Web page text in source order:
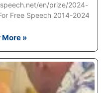
en/prize/2024-
Free Speech 2014-2024
»